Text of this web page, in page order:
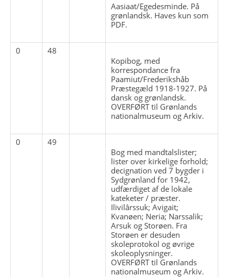
Aasiaat/Egedesminde. På
grønlandsk. Haves kun som
PDF.
0
48
Kopibog, med
korrespondance fra
Paamiut/Frederikshåb
Præstegæld 1918-1927. På
dansk og grønlandsk.
OVERFØRT til Grønlands
nationalmuseum og Arkiv.
0
49
Bog med mandtalslister;
lister over kirkelige forhold;
decignation ved 7 bygder i
Sydgrønland for 1942,
udfærdiget af de lokale
kateketer / præster.
Ilivilârssuk; Avigait;
Kvanøen; Neria; Narssalik;
Arsuk og Storøen. Fra
Storøen er desuden
skoleprotokol og øvrige
skoleoplysninger.
OVERFØRT til Grønlands
nationalmuseum og Arkiv.